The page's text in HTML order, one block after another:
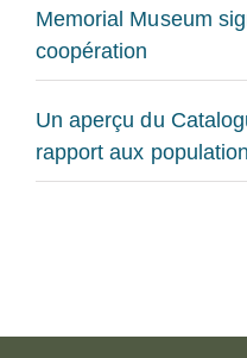
Memorial Museum
coopération
Un aperçu du
rapport aux